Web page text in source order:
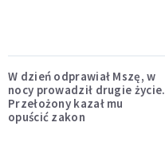
W dzień odprawiał Mszę, w
nocy prowadził drugie życie.
Przełożony kazał mu
opuścić zakon